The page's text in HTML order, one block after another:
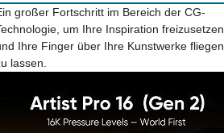
großer Fortschritt im Bereich der CG-
um Ihre Inspiration freizusetzen
Ihre Finger über Ihre Kunstwerke fliegen
lassen.